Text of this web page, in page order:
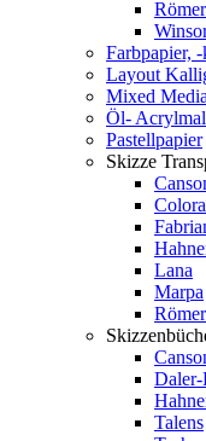
Farbpapier,
Layout
Mixed Media
Öl-
Pastellpapier
Skizze
Lana
Marpa
Talens